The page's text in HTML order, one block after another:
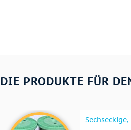
DIE PRODUKTE FÜR